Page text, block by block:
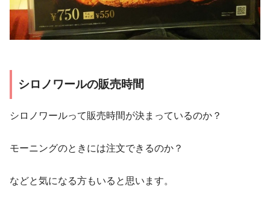
シロノワールの販売時間
シロノワールって販売時間が決まっているのか？
モーニングのときには注文できるのか？
などと気になる方もいると思います。